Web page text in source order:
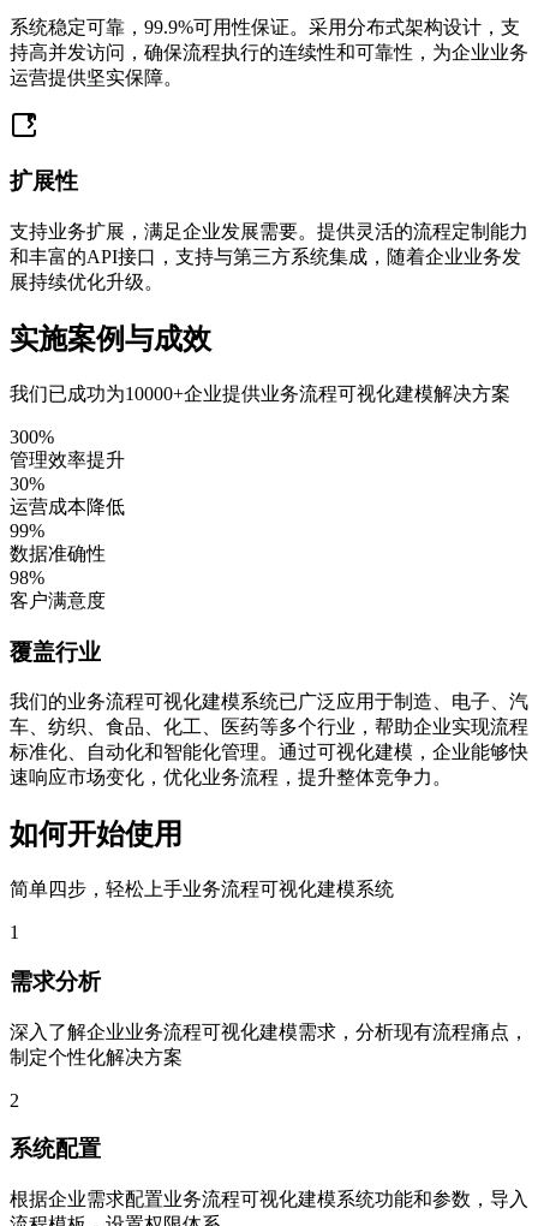
系统稳定可靠，99.9%可用性保证。采用分布式架构设计，支
持高并发访问，确保流程执行的连续性和可靠性，为企业业务
运营提供坚实保障。
扩展性
支持业务扩展，满足企业发展需要。提供灵活的流程定制能力
和丰富的API接口，支持与第三方系统集成，随着企业业务发
展持续优化升级。
实施案例与成效
我们已成功为10000+企业提供业务流程可视化建模解决方案
300%
管理效率提升
30%
运营成本降低
99%
数据准确性
98%
客户满意度
覆盖行业
我们的业务流程可视化建模系统已广泛应用于制造、电子、汽
车、纺织、食品、化工、医药等多个行业，帮助企业实现流程
标准化、自动化和智能化管理。通过可视化建模，企业能够快
速响应市场变化，优化业务流程，提升整体竞争力。
如何开始使用
简单四步，轻松上手业务流程可视化建模系统
1
需求分析
深入了解企业业务流程可视化建模需求，分析现有流程痛点，
制定个性化解决方案
2
系统配置
根据企业需求配置业务流程可视化建模系统功能和参数，导入